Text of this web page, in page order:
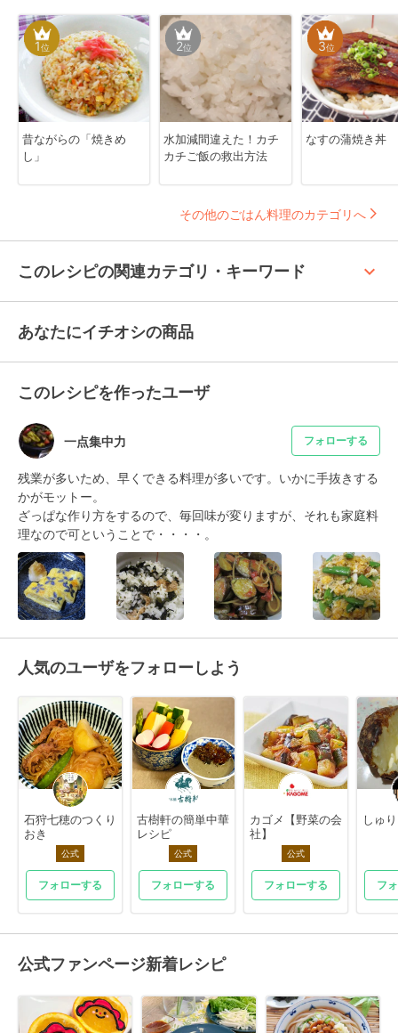
1位
昔ながらの「焼きめ
し」
2位
水加減間違えた！カチ
カチご飯の救出方法
3位
なすの蒲焼き丼
その他のごはん料理のカテゴリへ
このレシピの関連カテゴリ・キーワード keyboard_arrow_up
あなたにイチオシの商品
このレシピを作ったユーザ
一点集中力 フォローする
残業が多いため、早くできる料理が多いです。いかに手抜きする
かがモットー。
ざっぱな作り方をするので、毎回味が変りますが、それも家庭料
理なので可ということで・・・・。
人気のユーザをフォローしよう
石狩七穂のつくり
おき
公式
フォローする
古樹軒の簡単中華
レシピ
公式
フォローする
カゴメ【野菜の会
社】
公式
フォローする
しゅ
フ
公式ファンページ新着レシピ